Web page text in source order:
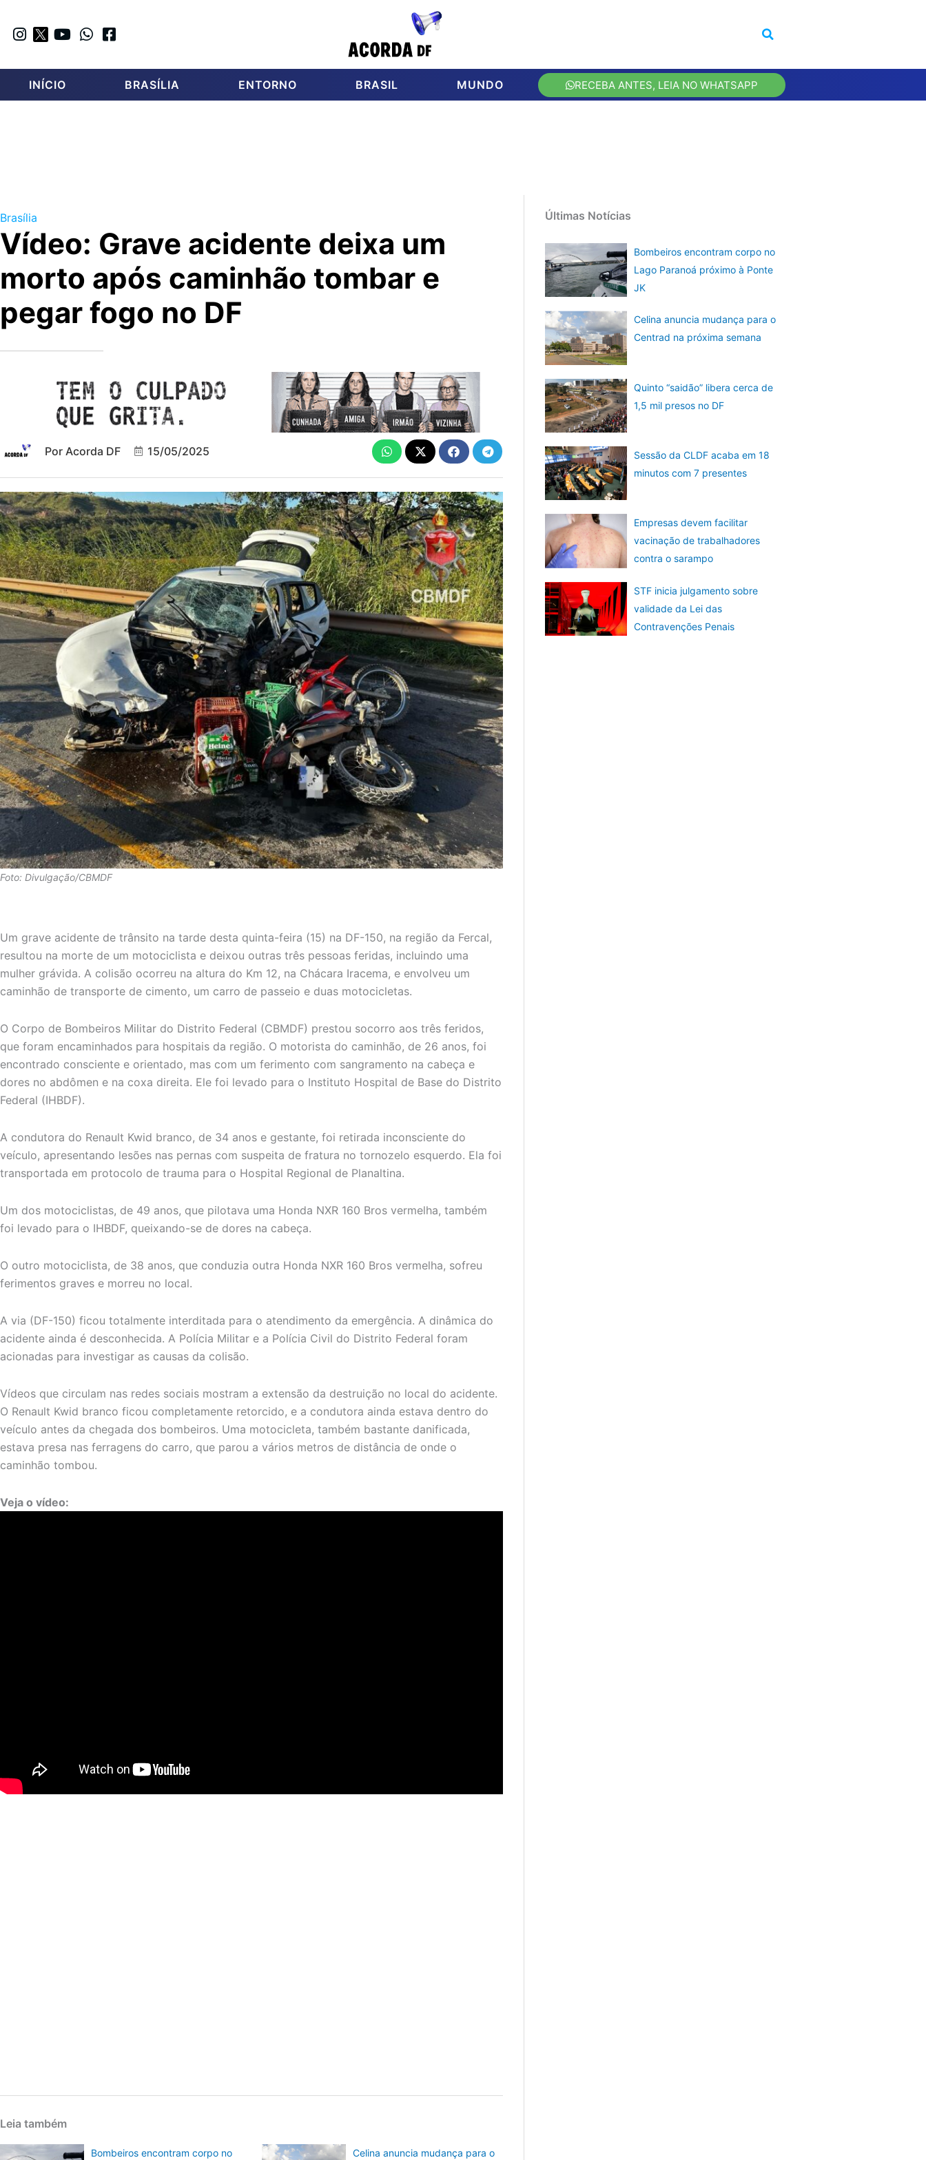
INÍCIO BRASÍLIA ENTORNO BRASIL MUNDO RECEBA ANTES, LEIA NO WHATSAPP
Brasília
Vídeo: Grave acidente deixa um
morto após caminhão tombar e
pegar fogo no DF
Por Acorda DF 15/05/2025
Foto: Divulgação/CBMDF
Um grave acidente de trânsito na tarde desta quinta-feira (15) na DF-150, na região da Fercal,
resultou na morte de um motociclista e deixou outras três pessoas feridas, incluindo uma
mulher grávida. A colisão ocorreu na altura do Km 12, na Chácara Iracema, e envolveu um
caminhão de transporte de cimento, um carro de passeio e duas motocicletas.
O Corpo de Bombeiros Militar do Distrito Federal (CBMDF) prestou socorro aos três feridos,
que foram encaminhados para hospitais da região. O motorista do caminhão, de 26 anos, foi
encontrado consciente e orientado, mas com um ferimento com sangramento na cabeça e
dores no abdômen e na coxa direita. Ele foi levado para o Instituto Hospital de Base do Distrito
Federal (IHBDF).
A condutora do Renault Kwid branco, de 34 anos e gestante, foi retirada inconsciente do
veículo, apresentando lesões nas pernas com suspeita de fratura no tornozelo esquerdo. Ela foi
transportada em protocolo de trauma para o Hospital Regional de Planaltina.
Um dos motociclistas, de 49 anos, que pilotava uma Honda NXR 160 Bros vermelha, também
foi levado para o IHBDF, queixando-se de dores na cabeça.
O outro motociclista, de 38 anos, que conduzia outra Honda NXR 160 Bros vermelha, sofreu
ferimentos graves e morreu no local.
A via (DF-150) ficou totalmente interditada para o atendimento da emergência. A dinâmica do
acidente ainda é desconhecida. A Polícia Militar e a Polícia Civil do Distrito Federal foram
acionadas para investigar as causas da colisão.
Vídeos que circulam nas redes sociais mostram a extensão da destruição no local do acidente.
O Renault Kwid branco ficou completamente retorcido, e a condutora ainda estava dentro do
veículo antes da chegada dos bombeiros. Uma motocicleta, também bastante danificada,
estava presa nas ferragens do carro, que parou a vários metros de distância de onde o
caminhão tombou.
Veja o vídeo:
Leia também
Bombeiros encontram corpo no
Celina anuncia mudança para o
Últimas Notícias
Bombeiros encontram corpo no
Lago Paranoá próximo à Ponte
JK
Celina anuncia mudança para o
Centrad na próxima semana
Quinto “saidão” libera cerca de
1,5 mil presos no DF
Sessão da CLDF acaba em 18
minutos com 7 presentes
Empresas devem facilitar
vacinação de trabalhadores
contra o sarampo
STF inicia julgamento sobre
validade da Lei das
Contravenções Penais